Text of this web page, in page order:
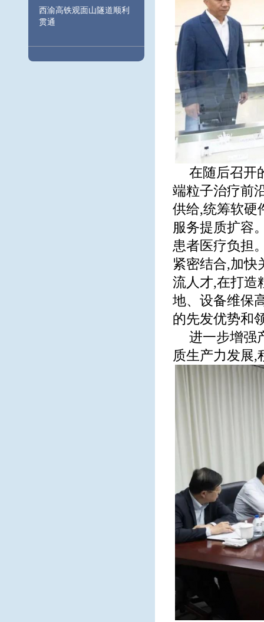
西渝高铁观面山隧道顺利
贯通
在随后召开
端粒子治疗前
供给,统筹软硬
服务提质扩容
患者医疗负担
紧密结合,加快
流人才,在打造
地、设备维保
的先发优势和
进一步增强
质生产力发展,